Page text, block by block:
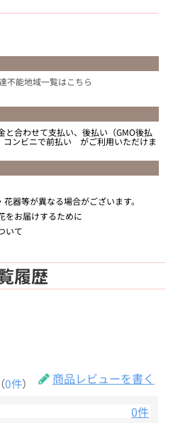
不能地域一覧はこちら
と合わせて支払い、後払い（GMO後払
コンビニで前払い がご利用いただけま
器等が異なる場合がございます。
をお届けするために
いて
履歴
（0件）
商品レビューを書く
0件